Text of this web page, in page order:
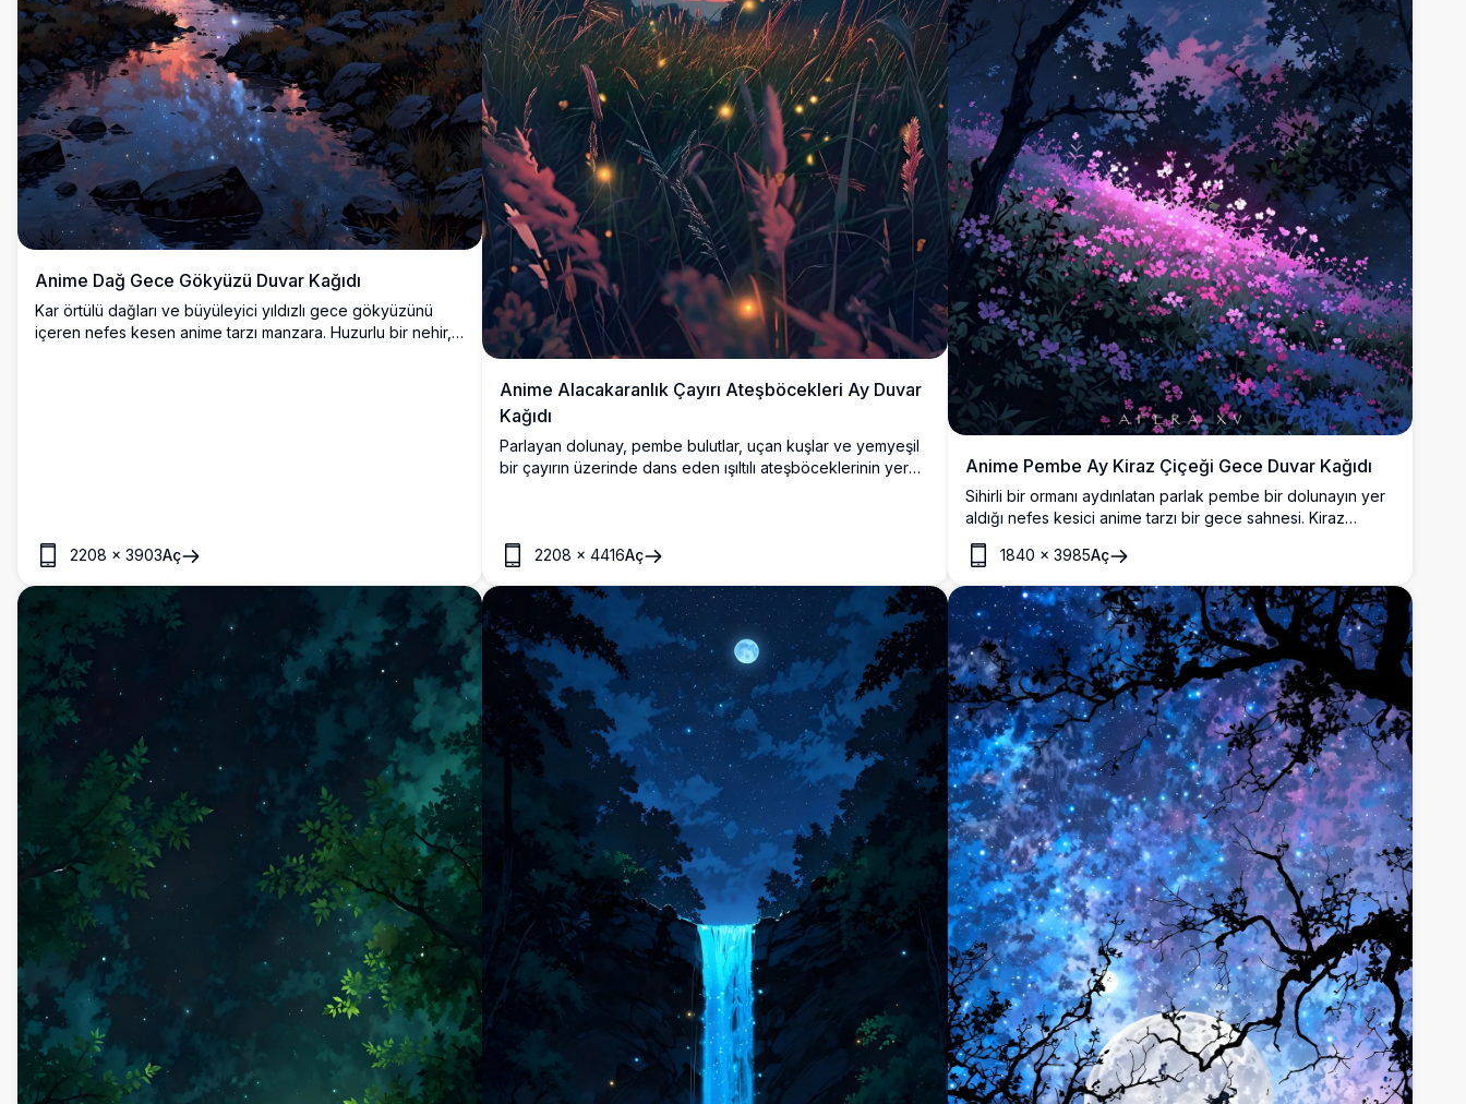
Anime Dağ Gece Gökyüzü Duvar Kağıdı
Kar örtülü dağları ve büyüleyici yıldızlı gece gökyüzünü
içeren nefes kesen anime tarzı manzara. Huzurlu bir nehir,
2208 × 3903Aç
Anime Alacakaranlık Çayırı Ateşböcekleri Ay Duvar
Kağıdı
Parlayan dolunay, pembe bulutlar, uçan kuşlar ve yemyeşil
bir çayırın üzerinde dans eden ışıltılı ateşböceklerinin yer
2208 ×4416Aç
Anime Pembe Ay Kiraz Çiçeği Gece Duvar Kağıdı
Sihirli bir ormanı aydınlatan parlak pembe bir dolunayın yer
aldığı nefes kesici anime tarzı bir gece sahnesi. Kiraz
çiçekleri ve yabani çiçekler yumuşak pembe ışıkla
parlarken her ekran için mükemmel, rüya gibi ve efsunlu bir
atmosfer yaratır.
1840 × 3985Aç